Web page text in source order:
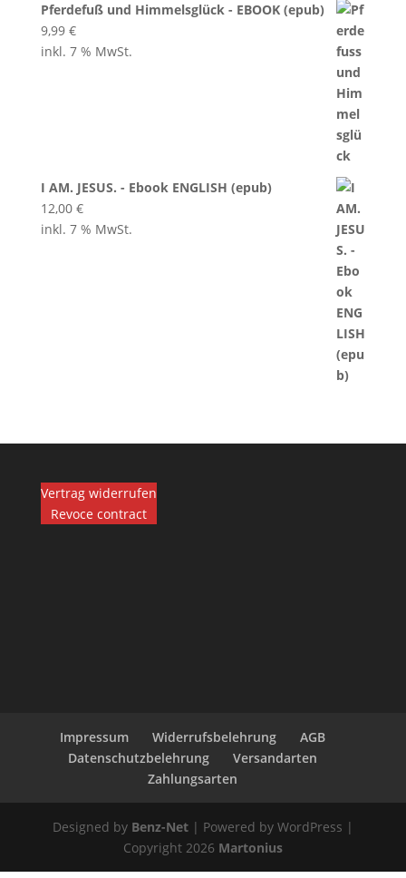
Pferdefuß und Himmelsglück - EBOOK (epub)
9,99 €
inkl. 7 % MwSt.
I AM. JESUS. - Ebook ENGLISH (epub)
12,00 €
inkl. 7 % MwSt.
Vertrag widerrufen
Revoce contract
Impressum Widerrufsbelehrung
AGB
Datenschutzbelehrung
Versandarten
Zahlungsarten
Designed by Benz-Net| Powered by WordPress |
Copyright 2026 Martonius